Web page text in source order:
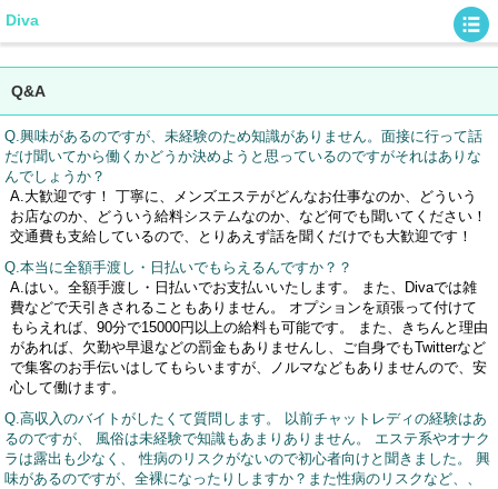
Diva
Q&A
Q.興味があるのですが、未経験のため知識がありません。面接に行って話
だけ聞いてから働くかどうか決めようと思っているのですがそれはありな
んでしょうか？
A.大歓迎です！ 丁寧に、メンズエステがどんなお仕事なのか、どういう
お店なのか、どういう給料システムなのか、など何でも聞いてください！
交通費も支給しているので、とりあえず話を聞くだけでも大歓迎です！
Q.本当に全額手渡し・日払いでもらえるんですか？？
A.はい。全額手渡し・日払いでお支払いいたします。 また、Divaでは雑
費などで天引きされることもありません。 オプションを頑張って付けて
もらえれば、90分で15000円以上の給料も可能です。 また、きちんと理由
があれば、欠勤や早退などの罰金もありませんし、ご自身でもTwitterなど
で集客のお手伝いはしてもらいますが、ノルマなどもありませんので、安
心して働けます。
Q.高収入のバイトがしたくて質問します。 以前チャットレディの経験はあ
るのですが、 風俗は未経験で知識もあまりありません。 エステ系やオナク
ラは露出も少なく、 性病のリスクがないので初心者向けと聞きました。 興
味があるのですが、全裸になったりしますか？また性病のリスクなど、、